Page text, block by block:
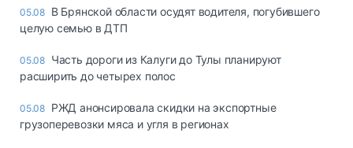
05.08 В Брянской области осудят водителя, погубившего
целую семью в ДТП
05.08 Часть дороги из Калуги до Тулы планируют
расширить до четырех полос
05.08 РЖД анонсировала скидки на экспортные
грузоперевозки мяса и угля в регионах